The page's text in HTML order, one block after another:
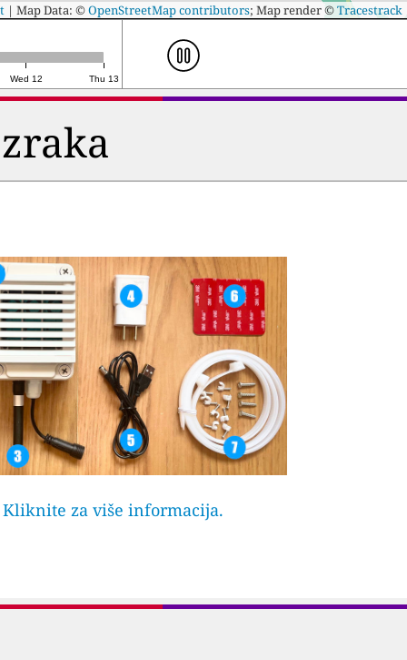
| Map Data: ©OpenStreetMap contributors; Map render ©Tracestrack
Wed 12 Thu 13
za više informacija.